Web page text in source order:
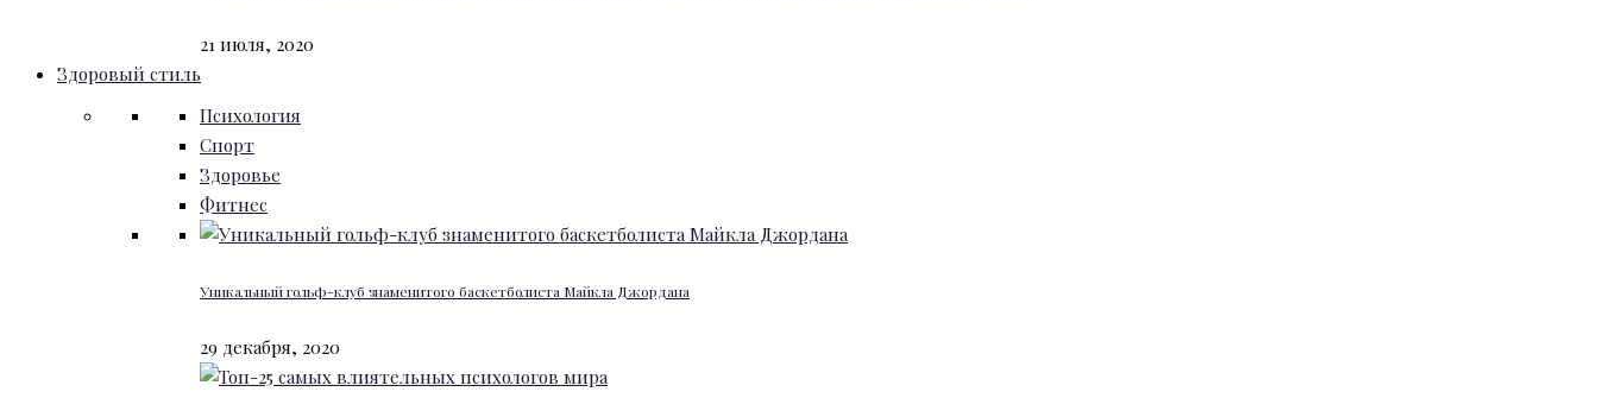
21 июля, 2020
Здоровый стиль
Психология
Спорт
Здоровье
Фитнес
Уникальный гольф-клуб знаменитого баскетболиста Майкла Джордана
29 декабря, 2020